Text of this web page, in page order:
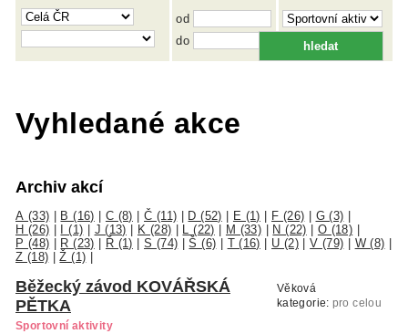
od
do
Vyhledané akce
Archiv akcí
A (33) B (16) C (8) |Č (11) D (52) E (1) F (26) G (3)
H (26)
I (1) J (13) K (28) L (22) M (33) N (22) O (18)
P (48)
R (23) Ř (1) |S (74) |Š (6) T (16) U (2)|V (79) W (8)
Z (18) |Ž (1)
Běžecký závod KOVÁŘSKÁ
PĚTKA
Sportovní aktivity
Věková
kategorie: pro celou